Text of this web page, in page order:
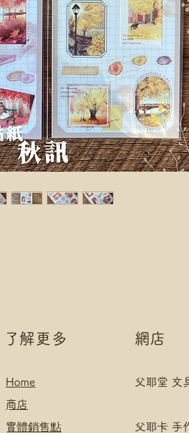
​了解更多 網店
Home
​商店
​實體銷售點
父耶堂 文
父耶卡 手